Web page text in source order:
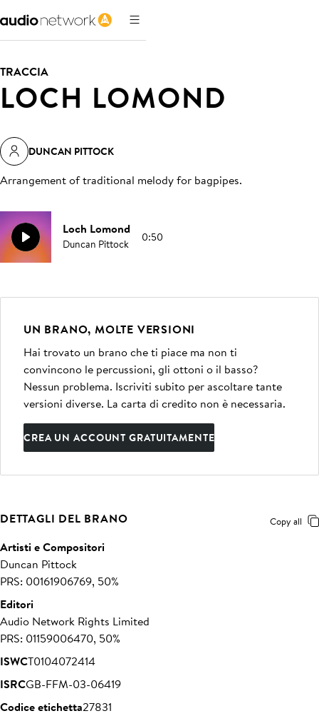
TRACCIA
LOCH LOMOND
DUNCAN PITTOCK
Arrangement of traditional melody for bagpipes.
Loch Lomond
Duncan Pittock 0:50
UN BRANO, MOLTE VERSIONI
Hai trovato un brano che ti piace ma non ti
convincono le percussioni, gli ottoni o il basso?
Nessun problema. Iscriviti subito per ascoltare tante
versioni diverse. La carta di credito non è necessaria.
CREA UN ACCOUNT GRATUITAMENTE
DETTAGLI DEL BRANO Copy all
Artisti e Compositori
Duncan Pittock
PRS: 00161906769, 50%
Editori
Audio Network Rights Limited
PRS: 01159006470, 50%
ISWCT0104072414
ISRCGB-FFM-03-06419
Codice etichetta27831